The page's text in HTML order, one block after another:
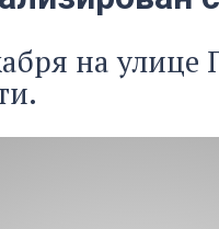
на улице